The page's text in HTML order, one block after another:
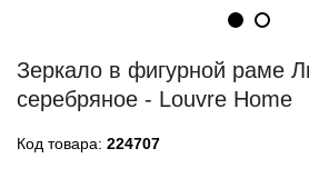
Зеркало в фигурной раме
серебряное - Louvre Home
Код товара: 224707